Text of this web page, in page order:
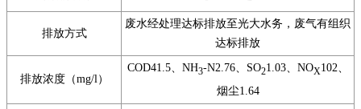
排放方式
废水经处理达标排放至光大水务，废气有组织
达标排放
排放浓度（mg/l）
COD41.5、NH3-N2.76、SO21.03、NOX102、
烟尘1.64
产品中心
 领导关怀